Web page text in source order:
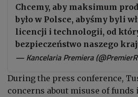
Chcemy, aby maksimum
było w Polsce, abyśmy byli
licencji i technologii, od
bezpieczeństwo naszego
— Kancelaria Premiera
During the press conference,
concerns about misuse of funds